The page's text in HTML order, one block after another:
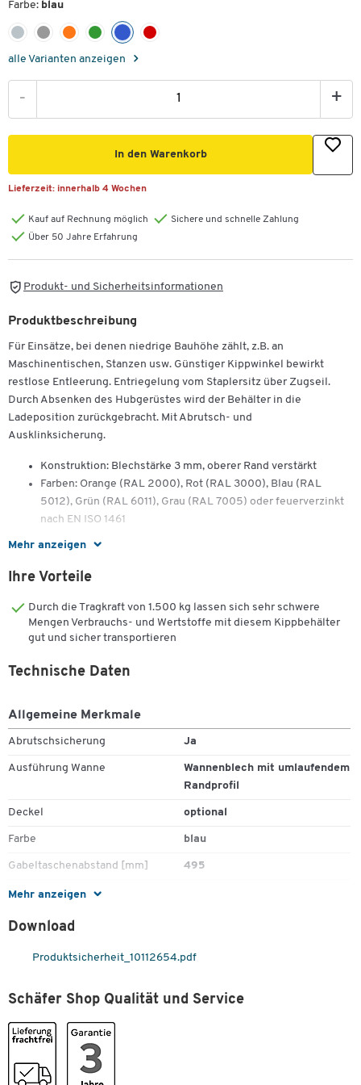
Farbe: blau
alle Varianten anzeigen
- +
In den Warenkorb
Lieferzeit: innerhalb 4 Wochen
Kauf auf Rechnung möglich
Sichere und schnelle Zahlung
Über 50 Jahre Erfahrung
Produkt- und Sicherheitsinformationen
Mehr anzeigen
Produktbeschreibung
Für Einsätze, bei denen niedrige Bauhöhe zählt, z.B. an
Maschinentischen, Stanzen usw. Günstiger Kippwinkel bewirkt
restlose Entleerung. Entriegelung vom Staplersitz über Zugseil.
Durch Absenken des Hubgerüstes wird der Behälter in die
Ladeposition zurückgebracht. Mit Abrutsch- und
Ausklinksicherung.
Konstruktion: Blechstärke 3 mm, oberer Rand verstärkt
Farben: Orange (RAL 2000), Rot (RAL 3000), Blau (RAL
5012), Grün (RAL 6011), Grau (RAL 7005) oder feuerverzinkt
nach EN ISO 1461
1500 Liter
Außenmaße: L 1640 x B 1280 x H 1090 mm
Tragkraft: 1500 kg
Gewicht: lackiert 215 kg, verzinkt 236 kg
Öl- und wasserdichte Verschweißung des Behälters (siehe
Zubehör)
Ihre Vorteile
Durch die Tragkraft von 1.500 kg lassen sich sehr schwere
Mengen Verbrauchs- und Wertstoffe mit diesem Kippbehälter
gut und sicher transportieren
Mehr anzeigen
Technische Daten
Allgemeine Merkmale
Abrutschsicherung Ja
Ausführung Wanne
Wannenblech mit umlaufendem
Randprofil
Deckel optional
Farbe blau
Gabeltaschenabstand [mm] 495
Garantie [Jahre]
Gewicht [kg]
[mm]
Kippvorgang
Material
Download
Produktsicherheit_10112654.pdf
Schäfer Shop Qualität und Service